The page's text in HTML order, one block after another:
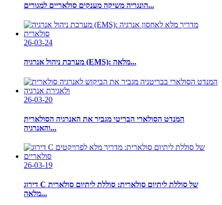
הונגריה משיקה מענקים סולאריים למגורים...
26-03-24
מערכת ניהול אנרגיה (EMS): מלאה...
26-03-20
המנדט הסולארי הבריטי מגביר את האנרגיה הסולארית
והאנרגיה...
26-03-19
דירוג C של סוללת ליתיום סולארית: סוללת ליתיום סולארית
מלאה...